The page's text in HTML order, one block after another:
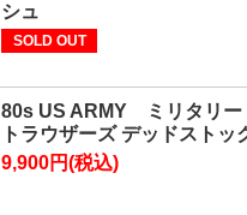
シュ
SOLD OUT
80s US ARMY ミリタリー
トラウザーズ デッドストッ
9,900円(税込)